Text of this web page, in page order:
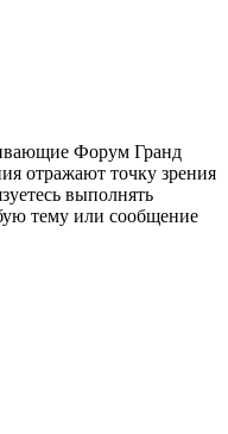
Форум Гранд
отражают точку зрения
выполнять
тему или сообщение